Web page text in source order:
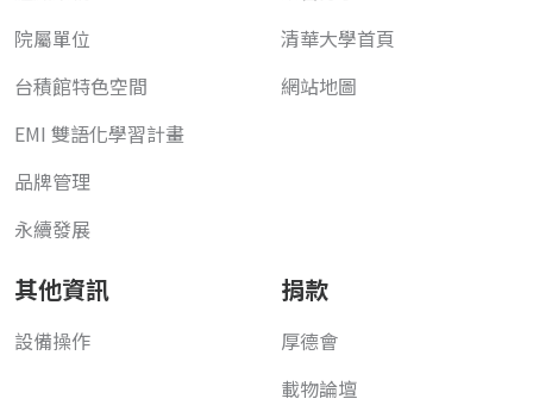
院屬單位
台積館特色空間
EMI 雙語化學習計畫
品牌管理
永續發展
清華大學首頁
網站地圖
其他資訊
設備操作
捐款
厚德會
載物論壇